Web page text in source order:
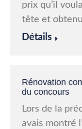
prix qu’il
tête et
Détails
Rénovation
du concours
Lors de la
avais montré